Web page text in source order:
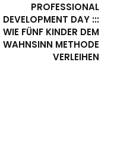
PROFESSIONAL
DEVELOPMENT DAY :::
WIE FÜNF KINDER DEM
WAHNSINN METHODE
VERLEIHEN